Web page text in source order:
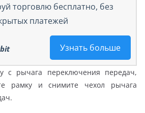
торговлю бесплатно, без
платежей
Узнать больше
с рычага переключения передач,
рамку и снимите чехол рычага